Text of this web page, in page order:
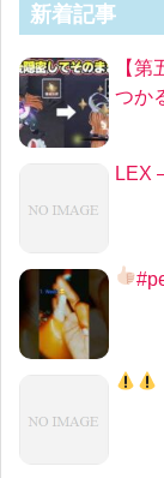
新着記事
【
つか
LEX